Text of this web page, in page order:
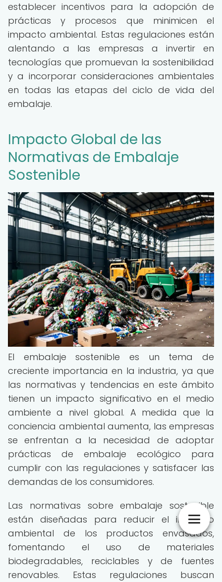
establecer incentivos para la adopción de
prácticas y procesos que minimicen el
impacto ambiental. Estas regulaciones están
alentando a las empresas a invertir en
tecnologías que promuevan la sostenibilidad
y a incorporar consideraciones ambientales
en todas las etapas del ciclo de vida del
embalaje.
Impacto Global de las
Normativas de Embalaje
Sostenible
El embalaje sostenible es un tema de
creciente importancia en la industria, ya que
las normativas y tendencias en este ámbito
tienen un impacto significativo en el medio
ambiente a nivel global. A medida que la
conciencia ambiental aumenta, las empresas
se enfrentan a la necesidad de adoptar
prácticas de embalaje ecológico para
cumplir con las regulaciones y satisfacer las
demandas de los consumidores.
Las normativas sobre embalaje sostenible
están diseñadas para reducir el impacto
ambiental de los productos envasados,
fomentando el uso de materiales
biodegradables, reciclables y de fuentes
renovables. Estas regulaciones buscan